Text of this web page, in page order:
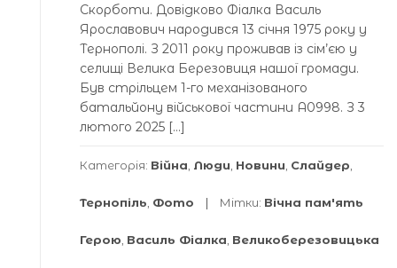
Скорботи. Довідково Фіалка Василь
Ярославович народився 13 січня 1975 року у
Тернополі. З 2011 року проживав із сім’єю у
селищі Велика Березовиця нашої громади.
Був стрільцем 1-го механізованого
батальйону військової частини А0998. З 3
лютого 2025 […]
Категорія: Війна Люди Новини Слайдер
Тернопіль Фото Мітки: Вічна пам'ять
Герою Василь Фіалка Великоберезовицька